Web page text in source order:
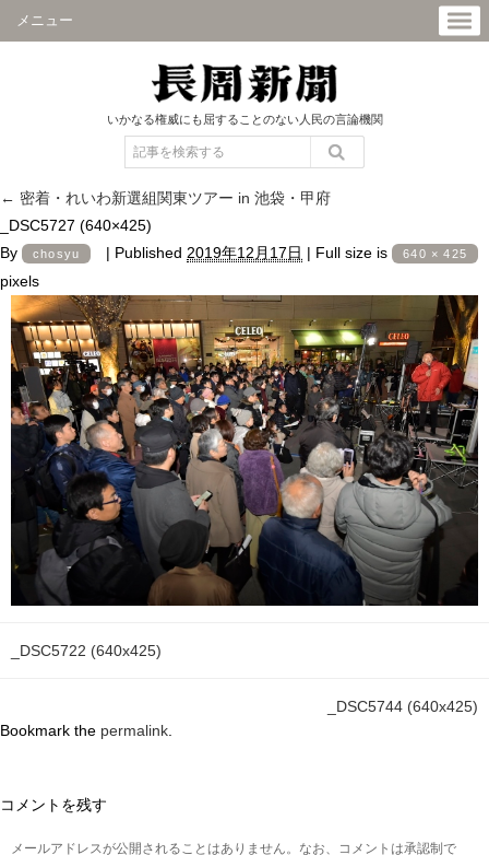
メニュー
いかなる権威にも屈することのない人民の言論機関
← 密着・れいわ新選組関東ツアー in 池袋・甲府
_DSC5727 (640×425)
By
chosyu | Published 2019年12月17日 | Full size is 640 × 425
pixels
_DSC5722 (640x425)
_DSC5744 (640x425)
Bookmark the permalink
コメントを残す
メールアドレスが公開されることはありません。なお、コメントは承認制で